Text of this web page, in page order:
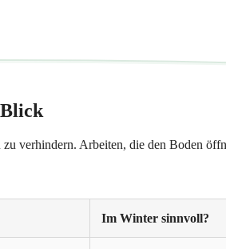
verhindern. Arbeiten, die den Boden
Im Winter sinnvoll?